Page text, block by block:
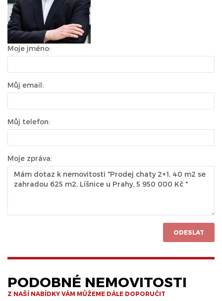
Moje jméno:
Můj email:
Můj telefon:
Moje zpráva:
ODESLAT
PODOBNÉ NEMOVITOSTI
Z NAŠÍ NABÍDKY VÁM MŮŽEME DÁLE DOPORUČIT